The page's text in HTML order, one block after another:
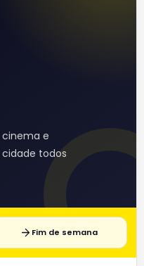
cinema e
todos
Fim de semana